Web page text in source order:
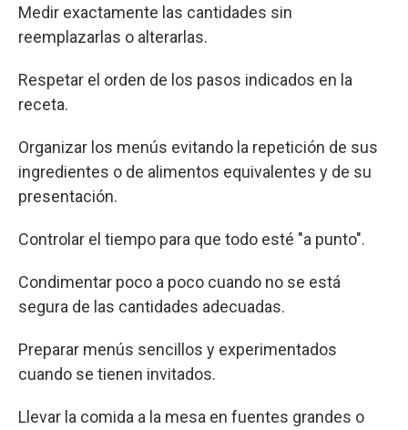
Medir exactamente las cantidades sin
reemplazarlas o alterarlas.
Respetar el orden de los pasos indicados en la
receta.
Organizar los menús evitando la repetición de sus
ingredientes o de alimentos equivalentes y de su
presentación.
Controlar el tiempo para que todo esté "a punto".
Condimentar poco a poco cuando no se está
segura de las cantidades adecuadas.
Preparar menús sencillos y experimentados
cuando se tienen invitados.
Llevar la comida a la mesa en fuentes grandes o